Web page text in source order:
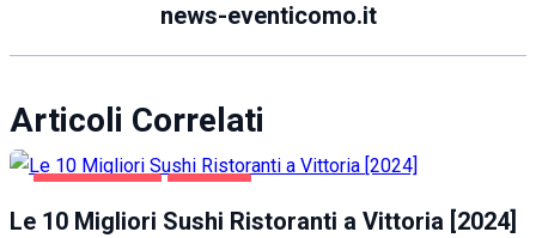
news-eventicomo.it
Articoli Correlati
Le 10 Migliori Sushi Ristoranti a Vittoria [2024]